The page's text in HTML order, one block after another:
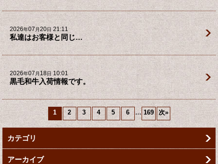
2026年07月20日 21:11
私達はお客様と同じ…
2026年07 月18日 10:01
黒毛和牛入荷情報です。
1 2 3 4 5 6 ... 169 次»
カテゴリ
アーカイブ